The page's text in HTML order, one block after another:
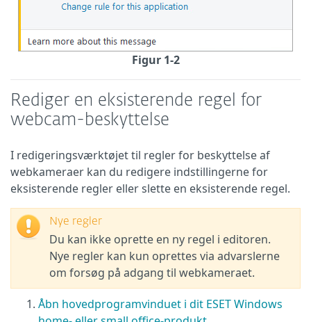
Figur 1-2
Rediger en eksisterende regel for
webcam-beskyttelse
I redigeringsværktøjet til regler for beskyttelse af
webkameraer kan du redigere indstillingerne for
eksisterende regler eller slette en eksisterende regel.
Nye regler
Du kan ikke oprette en ny regel i editoren.
Nye regler kan kun oprettes via advarslerne
om forsøg på adgang til webkameraet.
Åbn hovedprogramvinduet i dit ESET Windows